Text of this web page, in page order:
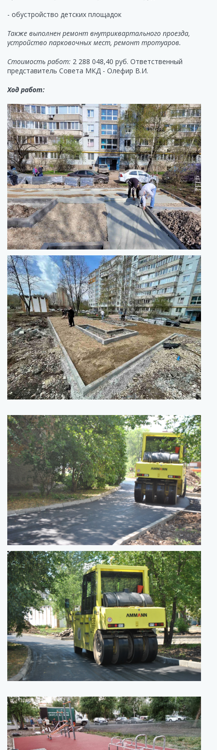
- обустройство детских площадок
Также выполнен ремонт внутриквартального проезда,
устройство парковочных мест, ремонт тротуаров.
Стоимость работ: 2 288 048,40 руб. Ответственный
представитель Совета МКД - Олефир В.И.
Ход работ: